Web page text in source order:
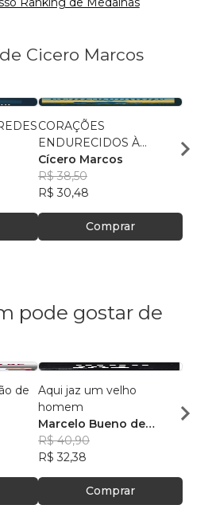
Cicero Marcos
CORAÇÕES
ENDURECIDOS À
SOMBRA DA GRAÇA
Cícero Marcos
R$ 38,50
R$ 30,48
Comprar
pode gostar de
de
Aqui jaz um velho
homem
Marcelo Bueno de
Oliveira
R$ 40,90
R$ 32,38
Comprar